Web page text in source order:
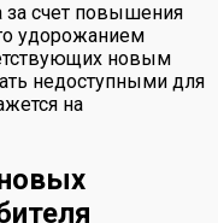
за счет повышения
удорожанием
новым
недоступными для
на